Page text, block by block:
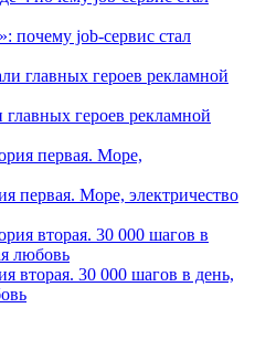
почему job-сервис стал
героев рекламной
первая. Море, электричество
вторая. 30 000 шагов в день,